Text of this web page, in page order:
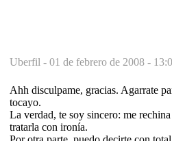
Uberfil - 01 de febrero de 2008 -
Ahh disculpame, gracias. Agarrate
tocayo.
La verdad, te soy sincero: me
tratarla con ironía.